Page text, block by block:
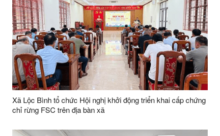
Xã Lộc Bình tổ chức Hội nghị khởi động triển khai cấp chứng
chỉ rừng FSC trên địa bàn xã